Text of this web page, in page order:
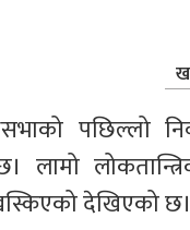
पछिल्लो
लामो
देखिएको छ।